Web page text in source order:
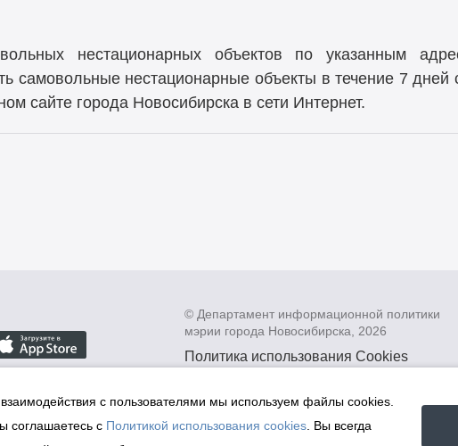
нестационарных объектов по указанным
самовольные нестационарные объекты в течение 7 дней
сайте города Новосибирска в сети Интернет.
© Департамент информационной политики
мэрии города Новосибирска, 2026
Политика использования Cookies
данных в информационных системах
мэрии города Новосибирска
с пользователями мы используем файлы cookies.
соглашаетесь с Политикой использования cookies . Вы всегда